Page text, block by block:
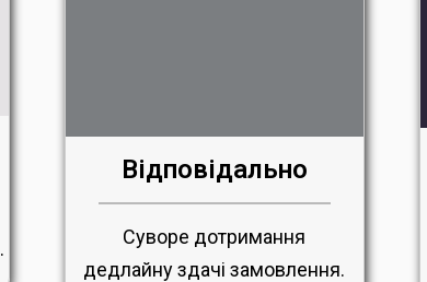
Відповідально
Суворе дотримання
дедлайну здачі замовлення.